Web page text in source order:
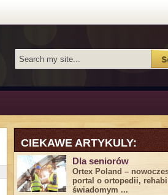
CIEKAWE ARTYKULY:
Dla seniorów
Ortex Poland –
portal o ortopedii,
świadomym ...